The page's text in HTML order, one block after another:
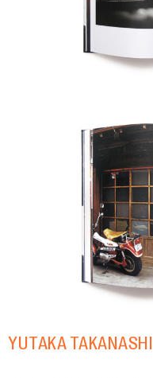
YUTAKA TAKANASHI